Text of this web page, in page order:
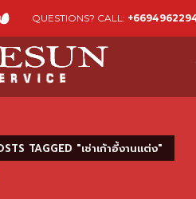
QUESTIONS? CALL:
TAGGED "เช่าเก้าอี้งานแต่ง"